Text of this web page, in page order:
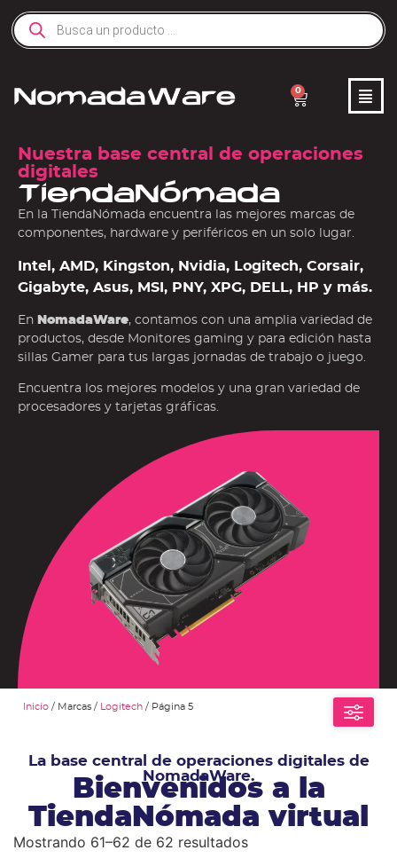
0
Nuestra base central de operaciones
digitales
TiendaNómada
En la TiendaNómada encuentra las mejores marcas de
componentes, hardware y periféricos en un solo lugar.
Intel, AMD, Kingston, Nvidia, Logitech, Corsair,
Gigabyte, Asus, MSI, PNY, XPG, DELL, HP y más.
En NomadaWare, contamos con una amplia variedad de
productos, desde Monitores gaming y para edición hasta
sillas Gamer para tus largas jornadas de trabajo o juego.
Encuentra los mejores modelos y una gran variedad de
procesadores y tarjetas gráficas.
Inicio / Marcas / Logitech / Página 5
La base central de operaciones digitales de
NomadaWare.
Bienvenidos a la
TiendaNómada virtual
Mostrando 61–62 de 62 resultados